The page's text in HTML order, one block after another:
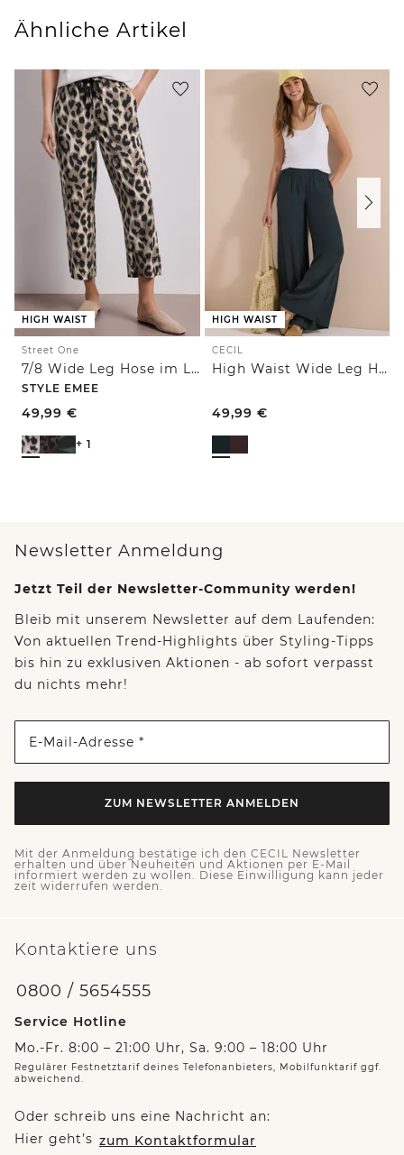
Ähnliche Artikel
HIGH WAIST
Street One
7/8 Wide Leg Hose im Loose Fit mit Print
STYLE EMEE
49,99 €
+ 1
HIGH WAIST
CECIL
High Waist Wide Leg Hose im Loose Fit
49,99 €
Newsletter Anmeldung
Jetzt Teil der Newsletter-Community werden!
Bleib mit unserem Newsletter auf dem Laufenden:
Von aktuellen Trend-Highlights über Styling-Tipps
bis hin zu exklusiven Aktionen - ab sofort verpasst
du nichts mehr!
E-Mail-Adresse *
ZUM NEWSLETTER ANMELDEN
Mit der Anmeldung bestätige ich den CECIL Newsletter
erhalten und über Neuheiten und Aktionen per E-Mail
informiert werden zu wollen. Diese Einwilligung kann jeder
zeit widerrufen werden.
Kontaktiere uns
0800 / 5654555
Service Hotline
Mo.-Fr. 8:00 – 21:00 Uhr, Sa. 9:00 – 18:00 Uhr
Regulärer Festnetztarif deines Telefonanbieters, Mobilfunktarif ggf.
abweichend.
Oder schreib uns eine Nachricht an:
Hier geht’s zum Kontaktformular